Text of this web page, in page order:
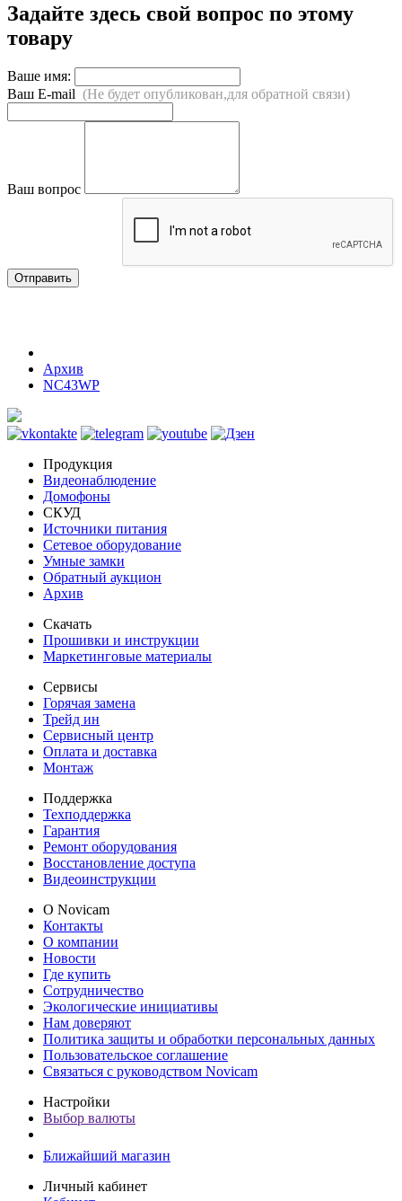
Задайте здесь свой вопрос по этому
товару
Ваше имя:
Ваш E-mail (Не будет опубликован,для обратной связи)
Ваш вопрос
Отправить
Архив
NC43WP
Продукция
Видеонаблюдение
Домофоны
СКУД
Источники питания
Сетевое оборудование
Умные замки
Обратный аукцион
Архив
Скачать
Прошивки и инструкции
Маркетинговые материалы
Сервисы
Горячая замена
Трейд ин
Сервисный центр
Оплата и доставка
Монтаж
Поддержка
Техподдержка
Гарантия
Ремонт оборудования
Восстановление доступа
Видеоинструкции
О Novicam
Контакты
О компании
Новости
Где купить
Сотрудничество
Экологические инициативы
Нам доверяют
Политика защиты и обработки персональных данных
Пользовательское соглашение
Связаться с руководством Novicam
Настройки
Выбор валюты
Ближайший магазин
Личный кабинет